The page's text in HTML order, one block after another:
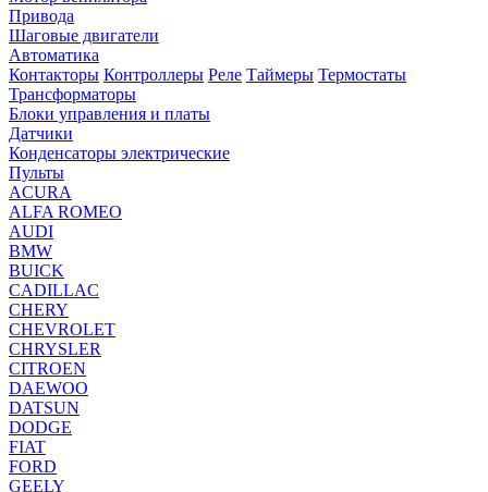
Привода
Шаговые двигатели
Автоматика
Контакторы Контроллеры Реле Таймеры Термостаты
Трансформаторы
Блоки управления и платы
Датчики
Конденсаторы электрические
Пульты
ACURA
ALFA ROMEO
AUDI
BMW
BUICK
CADILLAC
CHERY
CHEVROLET
CHRYSLER
CITROEN
DAEWOO
DATSUN
DODGE
FIAT
FORD
GEELY